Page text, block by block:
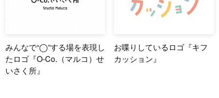
みんなで“◯”する場を表現し
たロゴ『O-Co.（マルコ）せ
いさく所』
お喋りしているロゴ『キフ
カッション』